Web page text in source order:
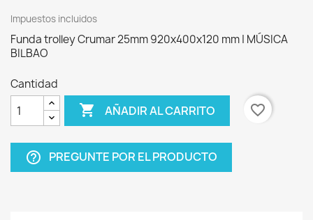
Impuestos incluidos
Funda trolley Crumar 25mm 920x400x120 mm | MÚSICA
BILBAO
Cantidad
 AÑADIR AL CARRITO favorite_border
help_outline PREGUNTE POR EL PRODUCTO